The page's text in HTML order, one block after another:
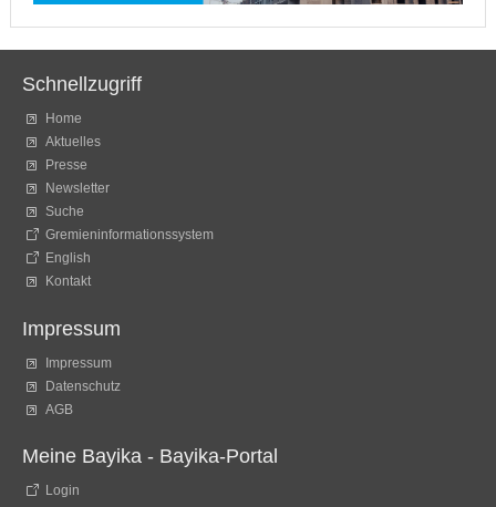
Schnellzugriff
Home
Aktuelles
Presse
Newsletter
Suche
Gremieninformationssystem
English
Kontakt
Impressum
Impressum
Datenschutz
AGB
Meine Bayika - Bayika-Portal
Login